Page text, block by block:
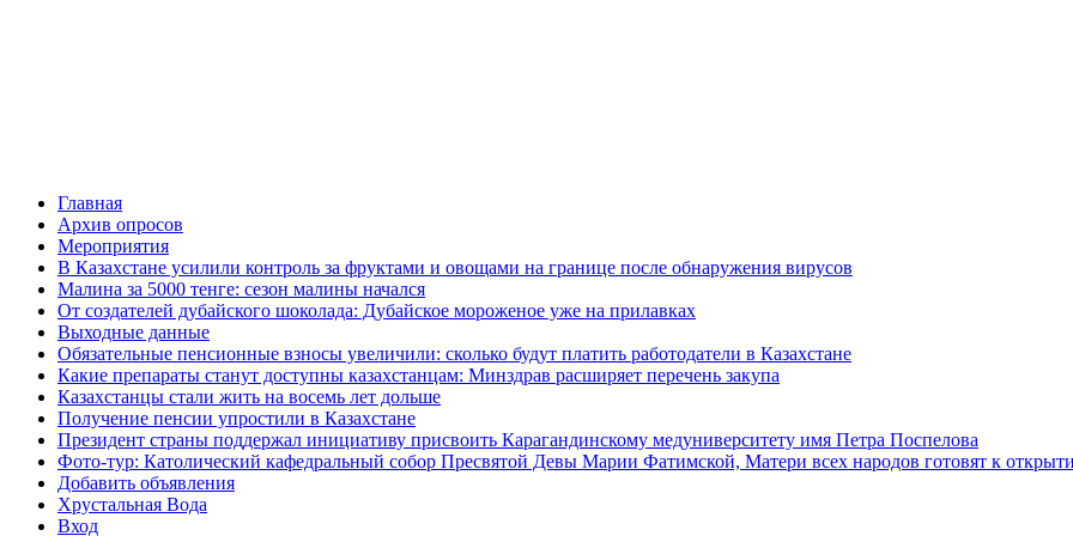
Главная
Архив опросов
Мероприятия
В Казахстане усилили контроль за фруктами и овощами на границе после обнаружения вирусов
Малина за 5000 тенге: сезон малины начался
От создателей дубайского шоколада: Дубайское мороженое уже на прилавках
Выходные данные
Обязательные пенсионные взносы увеличили: сколько будут платить работодатели в Казахстане
Какие препараты станут доступны казахстанцам: Минздрав расширяет перечень закупа
Казахстанцы стали жить на восемь лет дольше
Получение пенсии упростили в Казахстане
Президент страны поддержал инициативу присвоить Карагандинскому медуниверситету имя Петра Поспелова
Фото-тур: Католический кафедральный собор Пресвятой Девы Марии Фатимской, Матери всех народов готовят к
Добавить объявления
Хрустальная Вода
Вход